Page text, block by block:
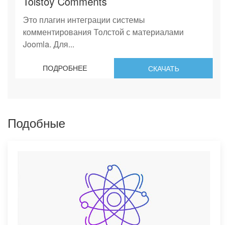
Это плагин интеграции системы
комментирования Толстой с материалами
Joomla. Для...
ПОДРОБНЕЕ СКАЧАТЬ
Подобные